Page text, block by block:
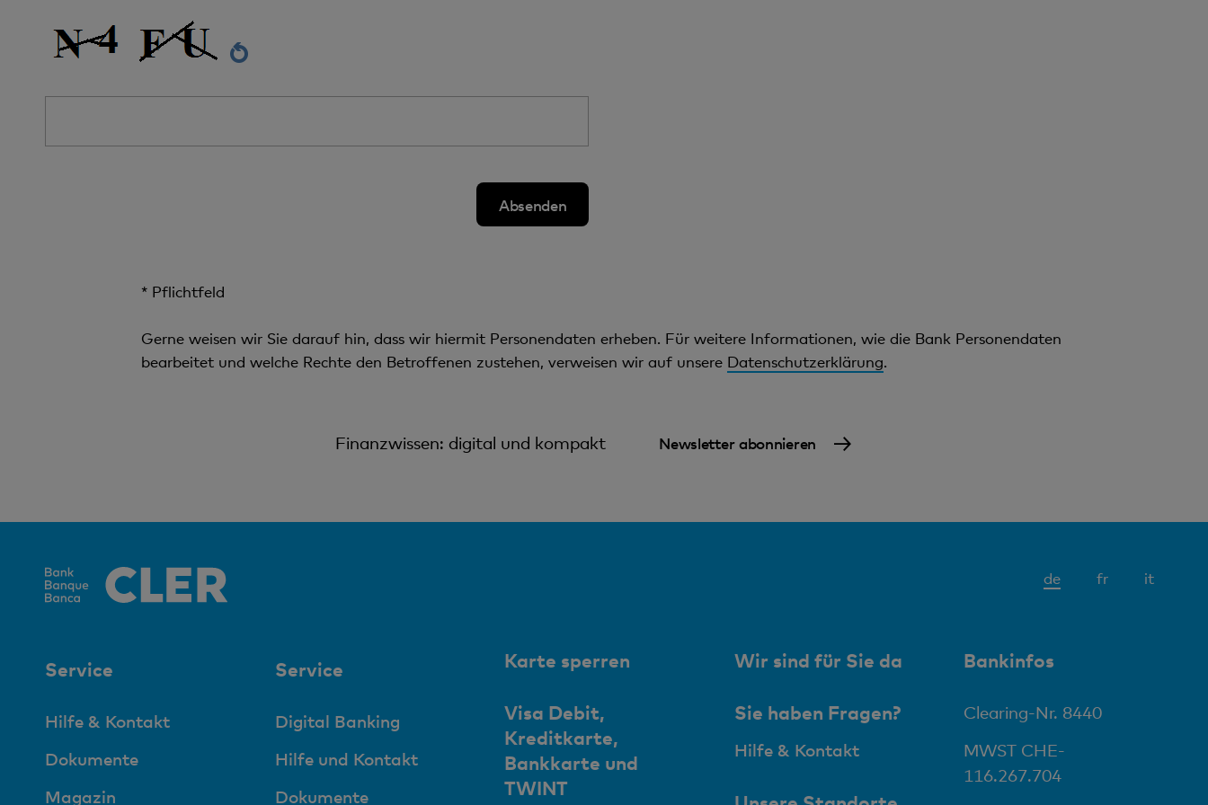
* Pflichtfeld
Gerne weisen wir Sie darauf hin, dass wir hiermit Personendaten erheben. Für weitere Informationen, wie die Bank Personendaten
bearbeitet und welche Rechte den Betroffenen zustehen, verweisen wir auf unsere Datenschutzerklärung.
Finanzwissen: digital und kompakt Newsletter abonnieren
deAktives
fr it
Service
Hilfe & Kontakt
Dokumente
Magazin
Service
Digital Banking
Hilfe und Kontakt
Dokumente
Karte sperren
Visa Debit,
Kreditkarte,
Bankkarte und
TWINT
Wir sind für Sie da
Sie haben Fragen?
Hilfe & Kontakt
Bankinfos
Clearing-Nr. 8440
MWST CHE-
116.267.704